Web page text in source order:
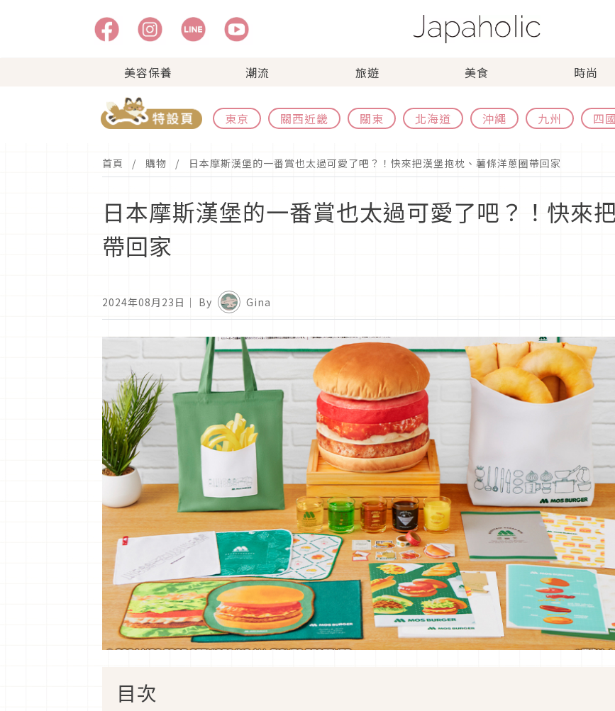
美容保養 潮流 旅遊 美食 時尚
東京 關西近畿 關東 北海道 沖繩 九州 四國
首頁 購物 日本摩斯漢堡的一番賞也太過可愛了吧？！快來把漢堡抱枕、薯條洋蔥圈帶回家
日本摩斯漢堡的一番賞也太過可愛了吧？！快來
帶回家
2024年08月23日 ｜ By Gina
目次